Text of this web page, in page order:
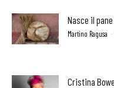
Nasce il
Martino Ragusa -
Cristina